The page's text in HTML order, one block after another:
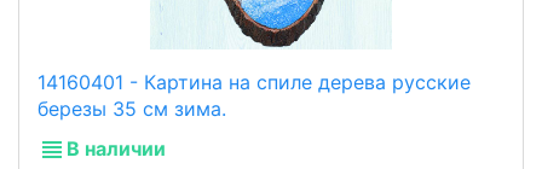
14160401 - Картина на спиле дерева русские
березы 35 см зима.
В наличии